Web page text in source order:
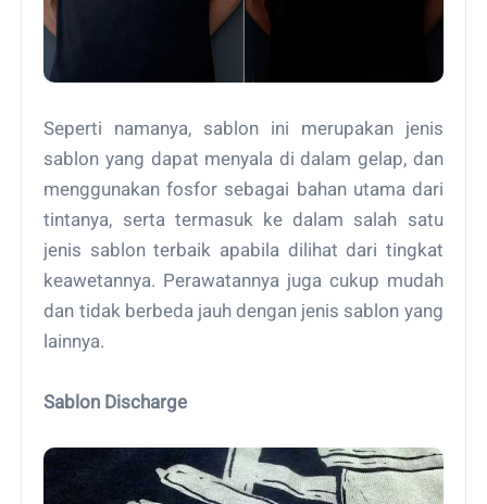
Seperti namanya, sablon ini merupakan jenis
sablon yang dapat menyala di dalam gelap, dan
menggunakan fosfor sebagai bahan utama dari
tintanya, serta termasuk ke dalam salah satu
jenis sablon terbaik apabila dilihat dari tingkat
keawetannya. Perawatannya juga cukup mudah
dan tidak berbeda jauh dengan jenis sablon yang
lainnya.
Sablon Discharge